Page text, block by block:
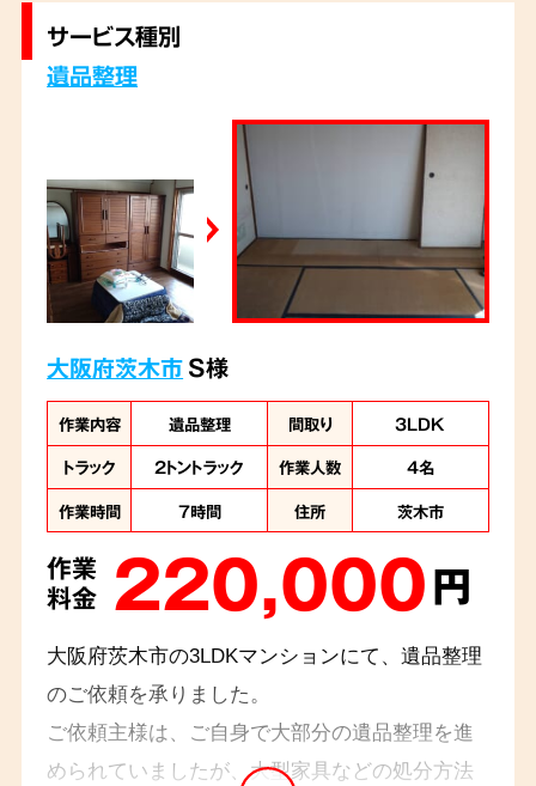
見することができました。ご依頼主様は、大変
お喜びのご様子でした。
サービス種別
遺品整理
大阪府茨木市S様
作業内容 遺品整理 間取り
3LDK
トラック
2トントラック 作業人数
4名
作業時間
7時間 住所 茨木市
作業
料金 220,000円
大阪府茨木市の3LDKマンションにて、遺品整理
のご依頼を承りました。
ご依頼主様は、ご自身で大部分の遺品整理を進
められていましたが、大型家具などの処分方法